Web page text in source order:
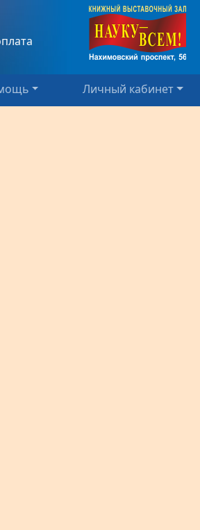
Личный кабинет